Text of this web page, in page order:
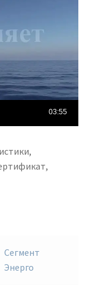
Сегмент
Энерго